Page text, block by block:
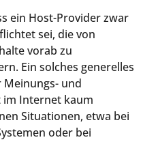
ein Host-Provider zwar
sei, die von
vorab zu
Ein solches generelles
und
Internet kaum
Situationen, etwa bei
oder bei